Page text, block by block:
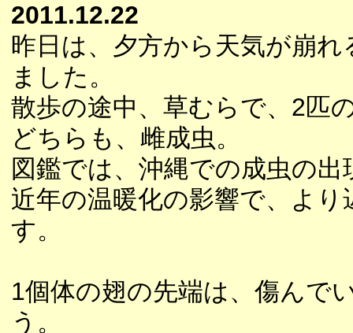
2011.12.22
昨日は、夕方から天気が崩
ました。
散歩の途中、草むらで、2匹
どちらも、雌成虫。
図鑑では、沖縄での成虫の
近年の温暖化の影響で、よ
す。
1個体の翅の先端は、傷んで
う。